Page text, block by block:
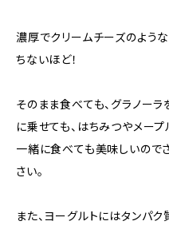
濃厚でクリームチーズのよう
ちないほど！
そのまま食べても、グラノーラ
に乗せても、はちみつやメー
一緒に食べても美味しいので
さい。
また、ヨーグルトにはタンパ